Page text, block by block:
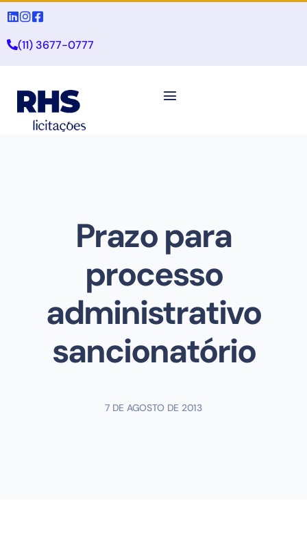
(11) 3677-0777
Prazo para
processo
administrativo
sancionatório
7 DE AGOSTO DE 2013